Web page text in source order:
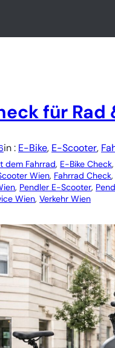
für Rad
in : E-Bike, E-Scooter,
dem Fahrrad, E-Bike Check,
Wien, Fahrrad Check,
, Pendler E-Scooter,
Wien, Verkehr Wien